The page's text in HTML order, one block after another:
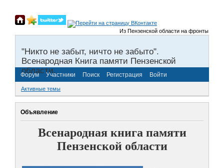
Из Пензенской области на фронты
"Никто не забыт, ничто не забыто".
Всенародная Книга памяти Пензенской
области.
Форум Участники Поиск Регистрация Войти
Активные темы
Объявление
Всенародная книга памяти
Пензенской области